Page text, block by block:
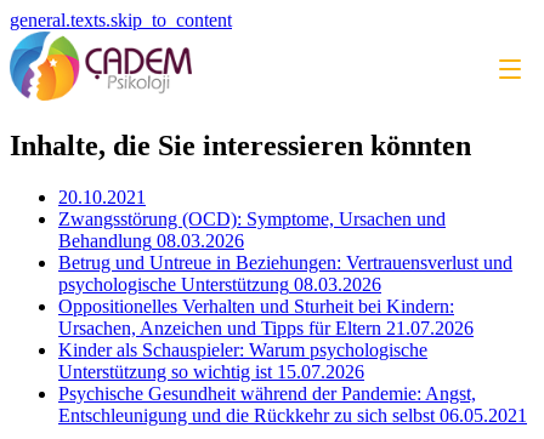
general.texts.skip_to_content
Inhalte, die Sie interessieren könnten
20.10.2021
Zwangsstörung (OCD): Symptome, Ursachen und
Behandlung 08.03.2026
Betrug und Untreue in Beziehungen: Vertrauensverlust und
psychologische Unterstützung 08.03.2026
Oppositionelles Verhalten und Sturheit bei Kindern:
Ursachen, Anzeichen und Tipps für Eltern 21.07.2026
Kinder als Schauspieler: Warum psychologische
Unterstützung so wichtig ist 15.07.2026
Psychische Gesundheit während der Pandemie: Angst,
Entschleunigung und die Rückkehr zu sich selbst 06.05.2021